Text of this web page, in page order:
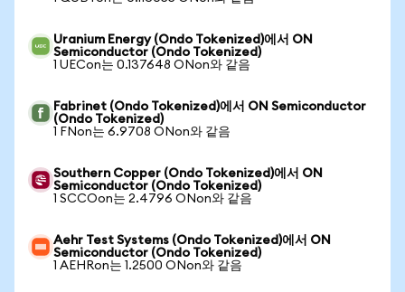
Uranium Energy (Ondo Tokenized)에서 ON
Semiconductor (Ondo Tokenized)
1 UECon는 0.137648 ONon와 같음
Fabrinet (Ondo Tokenized)에서 ON Semiconductor
(Ondo Tokenized)
1 FNon는 6.9708 ONon와 같음
Southern Copper (Ondo Tokenized)에서 ON
Semiconductor (Ondo Tokenized)
1 SCCOon는 2.4796 ONon와 같음
Aehr Test Systems (Ondo Tokenized)에서 ON
Semiconductor (Ondo Tokenized)
1 AEHRon는 1.2500 ONon와 같음